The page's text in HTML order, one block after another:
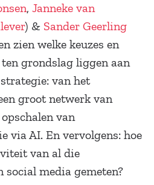
, Janneke van
) & Sander Geerling
zien welke keuzes en
grondslag liggen aan
van het
groot netwerk van
van
via AI. En vervolgens: hoe
van al die
media gemeten?